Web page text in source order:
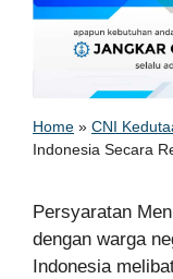
Home » CNI
Indonesia Secara
Persyaratan
dengan warga
Indonesia